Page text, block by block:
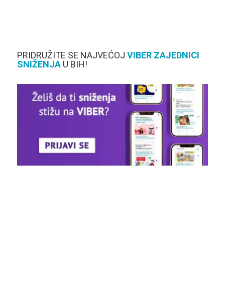
PRIDRUŽITE SE NAJVEĆOJ VIBER ZAJEDNICI
SNIŽENJA U BIH!